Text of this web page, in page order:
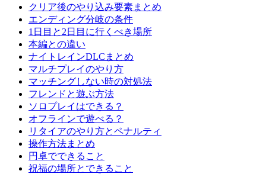
クリア後のやり込み要素まとめ
エンディング分岐の条件
1日目と2日目に行くべき場所
本編との違い
ナイトレインDLCまとめ
マルチプレイのやり方
マッチングしない時の対処法
フレンドと遊ぶ方法
ソロプレイはできる？
オフラインで遊べる？
リタイアのやり方とペナルティ
操作方法まとめ
円卓でできること
祝福の場所とできること